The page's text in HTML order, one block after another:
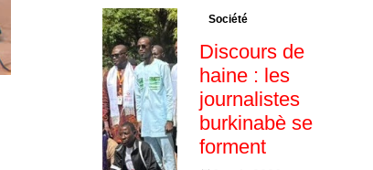
Société
Discours de
haine : les
journalistes
burkinabè se
forment